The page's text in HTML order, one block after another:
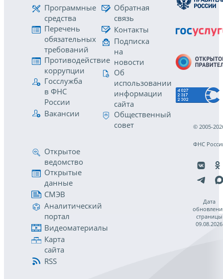
Программные
средства
Перечень
обязательных
требований
Противодействие
коррупции
Госслужба
в ФНС
России
Вакансии
Обратная
связь
Контакты
Подписка
на
новости
Об
использовании
информации
сайта
Общественный
совет
Открытое
ведомство
Открытые
данные
СМЭВ
Аналитический
портал
Видеоматериалы
Карта
сайта
RSS
© 2005-
ФНС
Дата
страницы
09.08.2026